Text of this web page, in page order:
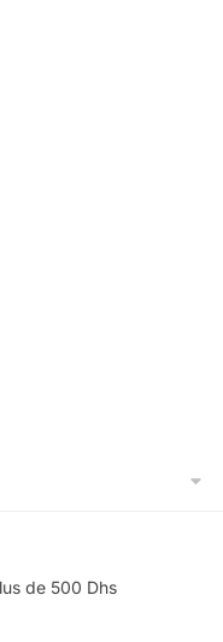
de 500 Dhs